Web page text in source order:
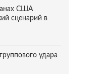
США
сценарий в
удара